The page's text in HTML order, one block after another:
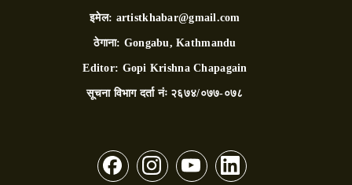
इमेल: artistkhabar@gmail.com
ठेगाना: Gongabu, Kathmandu
Editor: Gopi Krishna Chapagain
सूचना विभाग दर्ता नंः २६७४/०७७-०७८